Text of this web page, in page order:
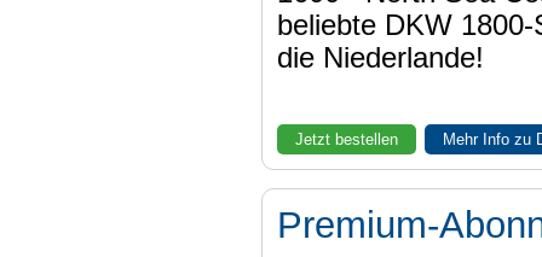
beliebte DKW
die Niederlande!
Jetzt bestellen Mehr Info zu
Premium-